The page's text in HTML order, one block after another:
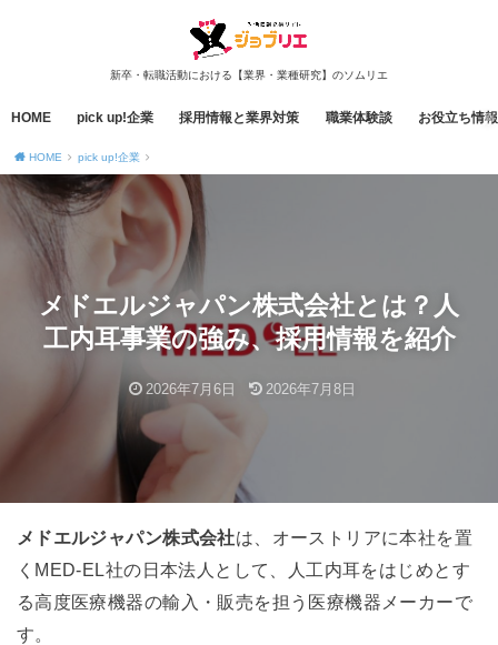
新卒・転職活動における【業界・業種研究】のソムリエ
HOME pick up!企業 採用情報と業界対策 職業体験談 お役立ち情報
HOME pick up!企業
メドエルジャパン株式会社とは？人
工内耳事業の強み、採用情報を紹介
2026年7月6日 2026年7月8日
メドエルジャパン株式会社は、オーストリアに本社を置
くMED-EL社の日本法人として、人工内耳をはじめとす
る高度医療機器の輸入・販売を担う医療機器メーカーで
す。